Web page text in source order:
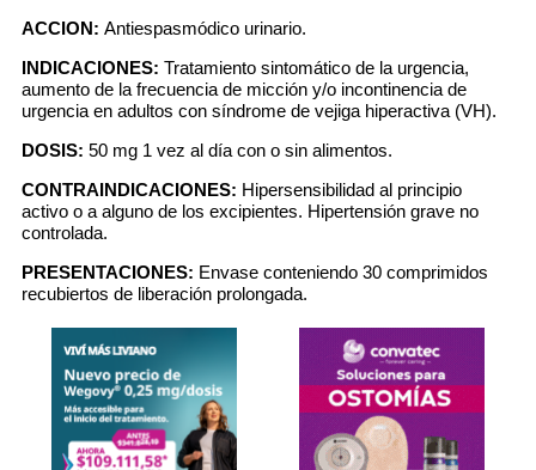
ACCION: Antiespasmódico urinario.
INDICACIONES: Tratamiento sintomático de la urgencia,
aumento de la frecuencia de micción y/o incontinencia de
urgencia en adultos con síndrome de vejiga hiperactiva (VH).
DOSIS: 50 mg 1 vez al día con o sin alimentos.
CONTRAINDICACIONES: Hipersensibilidad al principio
activo o a alguno de los excipientes. Hipertensión grave no
controlada.
PRESENTACIONES: Envase conteniendo 30 comprimidos
recubiertos de liberación prolongada.